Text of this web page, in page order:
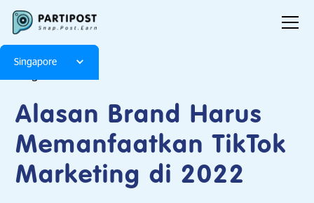
Singapore
Alasan Brand Harus
Memanfaatkan TikTok
Marketing di 2022